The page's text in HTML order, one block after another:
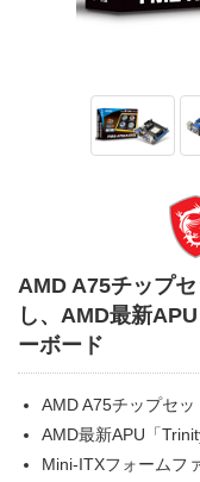
AMD A75チップ
し、AMD最新
ーボード
AMD A75チップセッ
AMD最新APU「
Mini-ITXフォームフ